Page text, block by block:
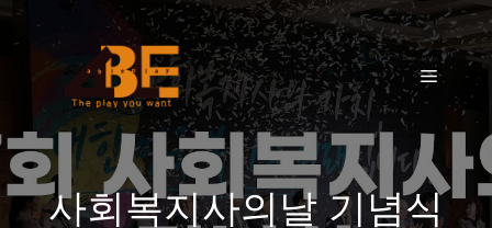
content
Menu
사회복지사의날 기념식